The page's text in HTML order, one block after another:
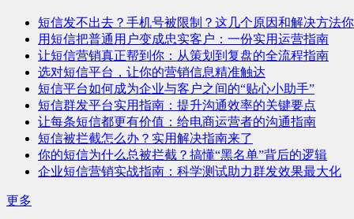
短信发不出去？手机号被限制？这几个原因和解决方法
用短信把普通用户变成忠实客户：一份实用运营指南
让短信营销真正帮到你：从策划到复盘的全流程指南
选对短信平台，让你的营销信息精准触达
短信平台如何成为企业与客户之间的“贴心小助手”
短信群发平台实用指南：提升沟通效率的关键要点
让每条短信都更有价值：给电商运营者的沟通指南
短信被拦截怎么办？实用解决指南来了
你的短信为什么总被拦截？搞懂“黑名单”背后的逻辑
企业短信营销实战指南：科学测试助力群发效果最大化
更多